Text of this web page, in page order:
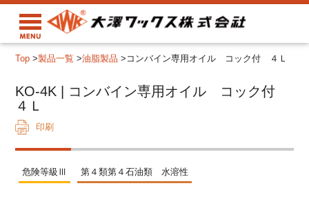
Top >製品一覧 >油脂製品 > コンバイン専用オイル コック付 ４Ｌ
KO-4K | コンバイン専用オイル コック付
４Ｌ
印刷
危険等級Ⅲ 第４類第４石油類 水溶性